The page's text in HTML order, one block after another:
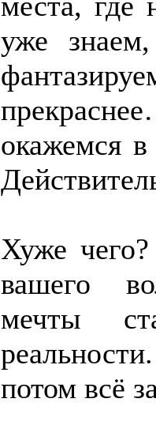
уже
окажемся
Хуже
вашего
мечты
потом всё